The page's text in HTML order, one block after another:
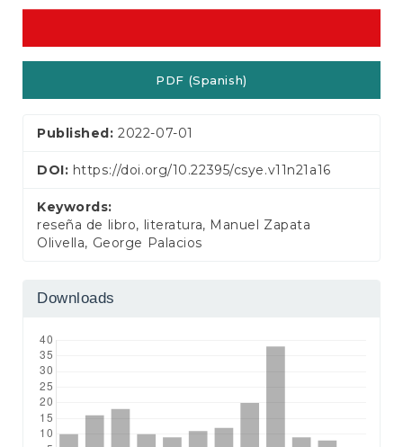
PDF (Spanish)
Published:2022-07-01
DOI: https://doi.org/10.22395/csye.v11n21a16
Keywords:
reseña de libro, literatura, Manuel Zapata
Olivella, George Palacios
Downloads